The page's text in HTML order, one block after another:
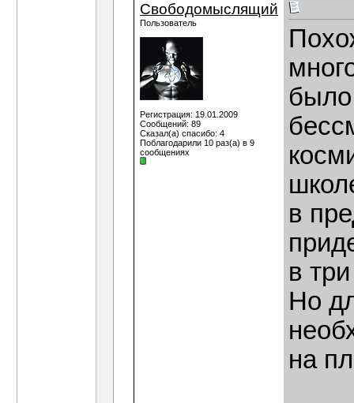
Свободомыслящий
Пользователь
Регистрация: 19.01.2009
Сообщений: 89
Сказал(а) спасибо: 4
Поблагодарили 10 раз(а) в 9
сообщениях
в
в
Но
на